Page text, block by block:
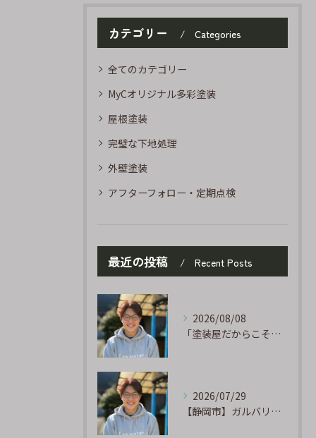
カテゴリー Categories
全てのカテゴリー
MyCオリジナル多彩塗装
屋根塗装
完璧な下地処理
外壁塗装
アフターフォロー・定期点検
最近の投稿 Recent Posts
2026/08/08
「塗装屋だからこそ分かる防水の話」〜下地処理が寿命を決める〜
2026/07/29
【静岡市】ガルバリウム外壁のサビ補修｜タッチアップ塗装の手順を職人が解説